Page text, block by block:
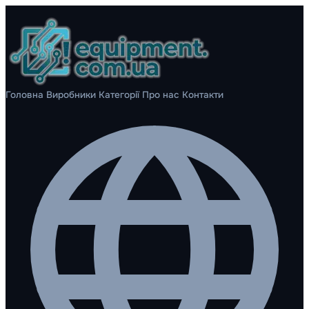
Головна Виробники Категорії Про нас Контакти